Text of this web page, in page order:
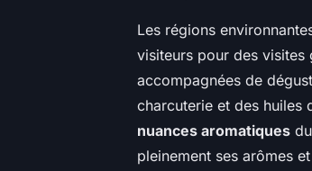
Les régions
visiteurs pour des visites
accompagnées de
charcuterie et des huiles
nuances aromatiques
pleinement ses arômes